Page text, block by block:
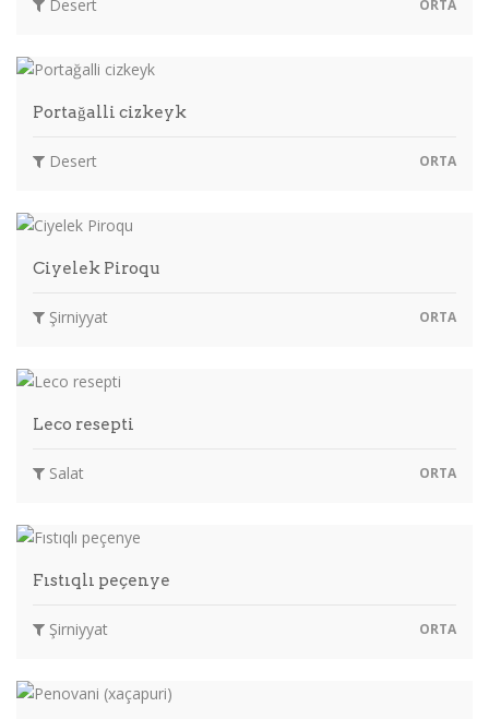
Desert ORTA
Portağalli cizkeyk
Desert ORTA
Ciyelek Piroqu
Şirniyyat ORTA
Leco resepti
Salat ORTA
Fıstıqlı peçenye
Şirniyyat ORTA